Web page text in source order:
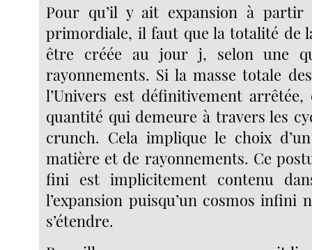
Pour qu’il y ait expansion à partir
primordiale, il faut que la totalité de
être créée au jour j, selon une
rayonnements. Si la masse totale
l’Univers est définitivement arrêtée,
quantité qui demeure à travers les
crunch. Cela implique le choix
matière et de rayonnements. Ce
fini est implicitement contenu
l’expansion puisqu’un cosmos infini
s’étendre.